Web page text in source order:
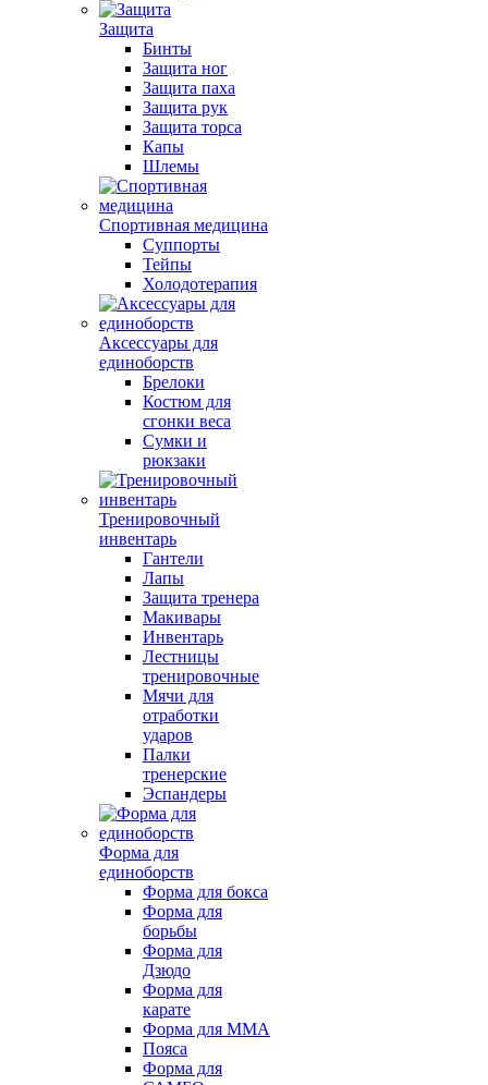
Защита
Бинты
Защита ног
Защита паха
Защита рук
Защита торса
Капы
Шлемы
Спортивная медицина
Суппорты
Тейпы
Холодотерапия
Аксессуары для
единоборств
Брелоки
Костюм для
сгонки веса
Сумки и
рюкзаки
Тренировочный
инвентарь
Гантели
Лапы
Защита тренера
Макивары
Инвентарь
Лестницы
тренировочные
Мячи для
отработки
ударов
Палки
тренерские
Эспандеры
Форма для
единоборств
Форма для бокса
Форма для
борьбы
Форма для
Дзюдо
Форма для
карате
Форма для MMA
Пояса
Форма для